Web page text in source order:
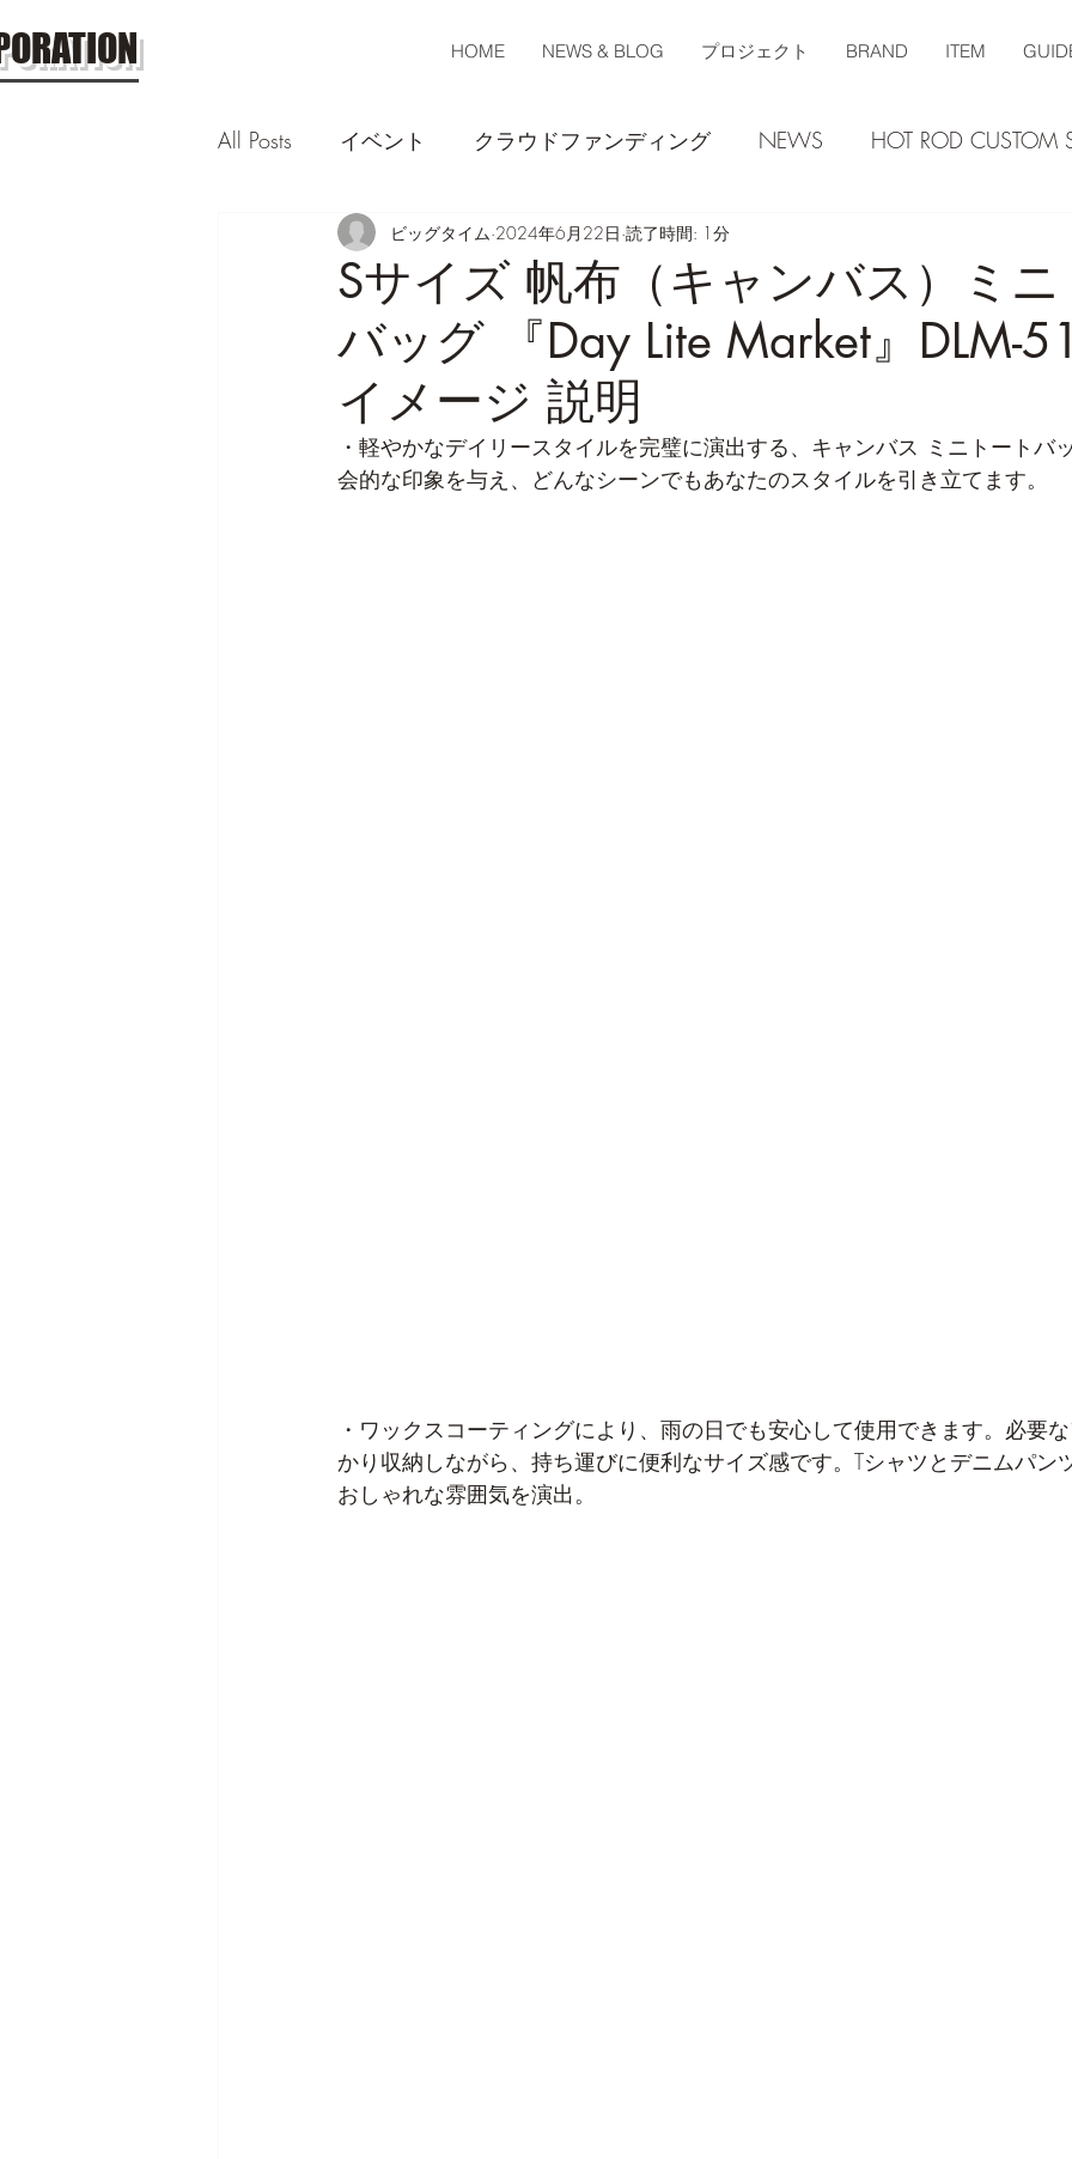
HOME NEWS & BLOG プロジェクト BRAND ITEM
All Posts イベント クラウドファンディング NEWS HOT ROD
Sサイズ 帆布（キャンバス）ミニ
バッグ 『Day Lite Market』DLM-
イメージ 説明
ビッグタイム 2024年6月22日 読了時間: 1分
・軽やかなデイリースタイルを完璧に演出する、キャンバス ミニトートバ
会的な印象を与え、どんなシーンでもあなたのスタイルを引き立てます。
・ワックスコーティングにより、雨の日でも安心して使用できます。必要
かり収納しながら、持ち運びに便利なサイズ感です。Tシャツとデニムパン
おしゃれな雰囲気を演出。